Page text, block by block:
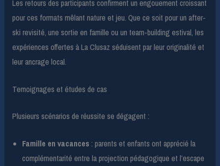
Les retours des participants confirment un engouement croissant
pour ces formats mêlant nature et jeu. Que ce soit pour un after-
ski revisité, une sortie en famille ou un team-building estival, les
expériences offertes à La Clusaz séduisent par leur originalité et
leur ancrage local.
Temoignages et études de cas
Plusieurs scénarios de réussite se dégagent :
Famille en vacances : parents et enfants ont apprécié la
complémentarité entre la projection pédagogique et l’escape